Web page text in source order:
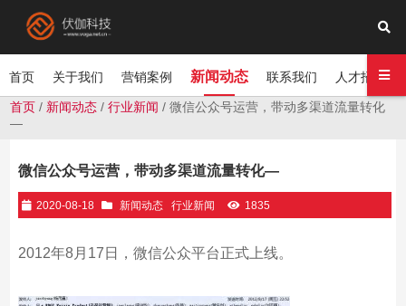
首页 关于我们 营销案例 新闻动态 联系我们 人才招聘
首页 / 新闻动态 /行业新闻 / 微信公众号运营，带动多渠道流量转化
—
微信公众号运营，带动多渠道流量转化—
2020-08-18 新闻动态 行业新闻 1835
2012年8月17日，微信公众平台正式上线。